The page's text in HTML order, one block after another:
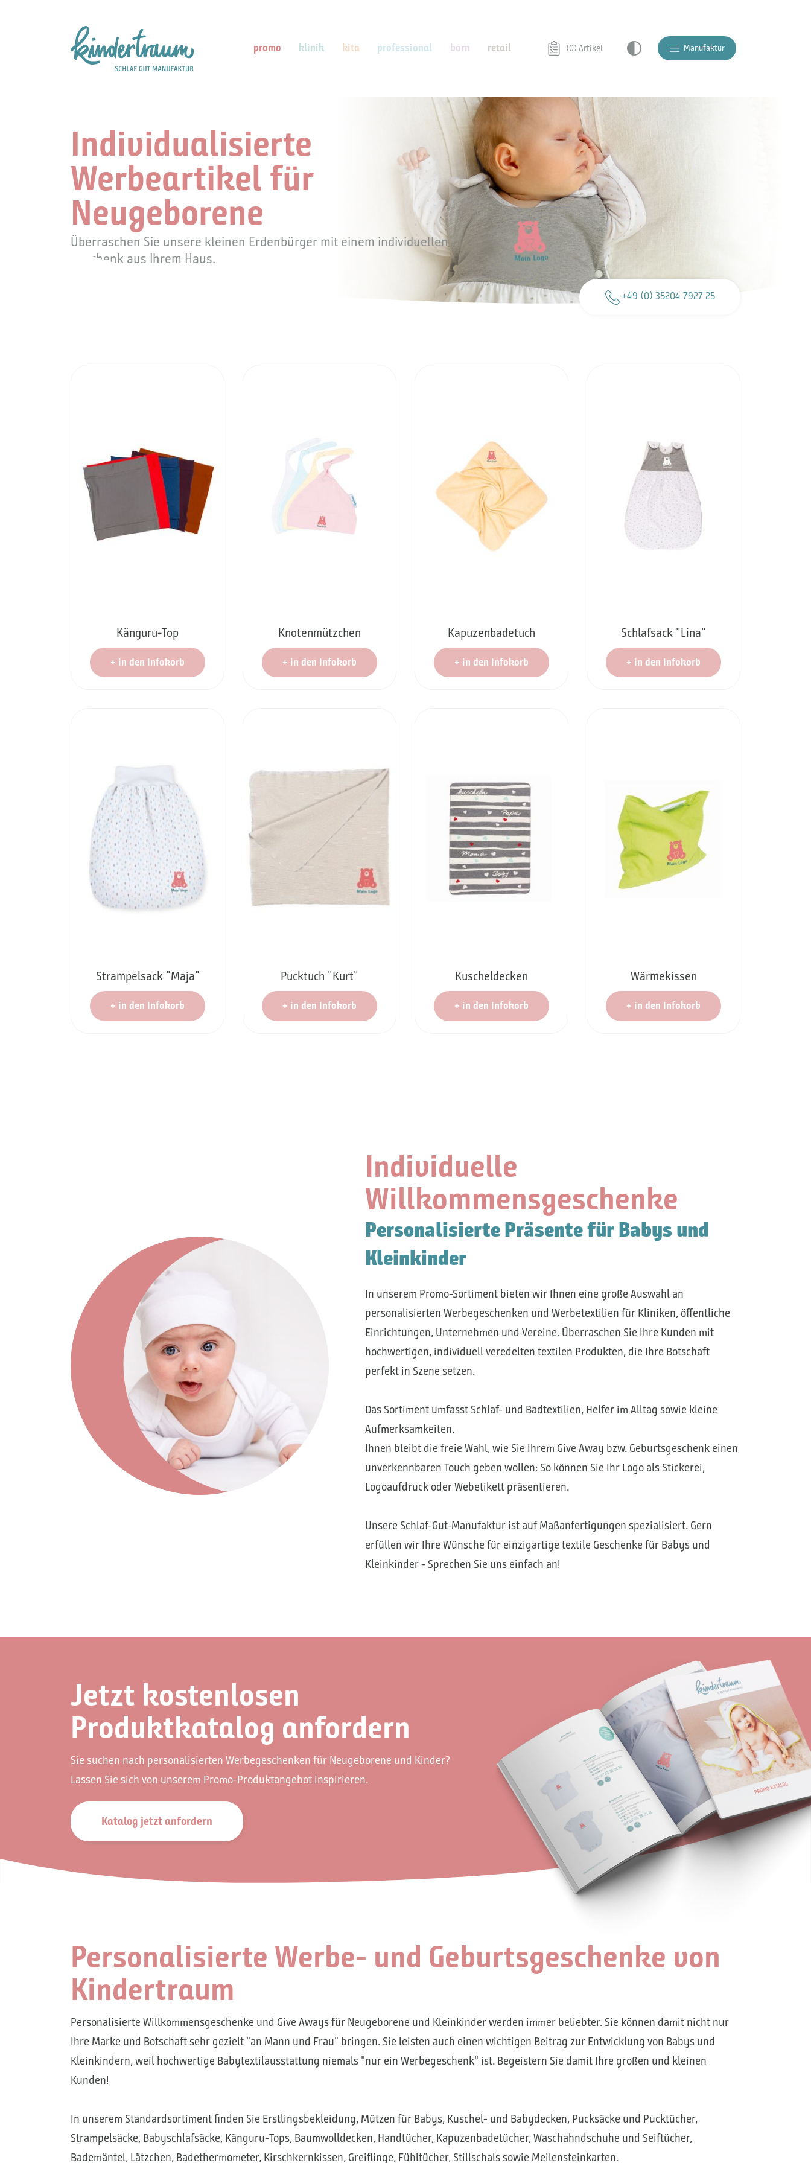
promo klinik kita professional born retail (0) Artikel Manufaktur
Individualisierte
Werbeartikel für
Neugeborene
Überraschen Sie unsere kleinen Erdenbürger mit einem individuellen
Geschenk aus Ihrem Haus.
+49 (0) 35204 7927 25
Känguru-Top
+ in den Infokorb
Knotenmützchen
+ in den Infokorb
Kapuzenbadetuch
+ in den Infokorb
Schlafsack "Lina"
+ in den Infokorb
Strampelsack "Maja"
+ in den Infokorb
Pucktuch "Kurt"
+ in den Infokorb
Kuscheldecken
+ in den Infokorb
Wärmekissen
+ in den Infokorb
Individuelle
Willkommensgeschenke
Personalisierte Präsente für Babys und
Kleinkinder
In unserem Promo-Sortiment bieten wir Ihnen eine große Auswahl an
personalisierten Werbegeschenken und Werbetextilien für Kliniken, öffentliche
Einrichtungen, Unternehmen und Vereine. Überraschen Sie Ihre Kunden mit
hochwertigen, individuell veredelten textilen Produkten, die Ihre Botschaft
perfekt in Szene setzen.
Das Sortiment umfasst Schlaf- und Badtextilien, Helfer im Alltag sowie kleine
Aufmerksamkeiten.
Ihnen bleibt die freie Wahl, wie Sie Ihrem Give Away bzw. Geburtsgeschenk einen
unverkennbaren Touch geben wollen: So können Sie Ihr Logo als Stickerei,
Logoaufdruck oder Webetikett präsentieren.
Unsere Schlaf-Gut-Manufaktur ist auf Maßanfertigungen spezialisiert. Gern
erfüllen wir Ihre Wünsche für einzigartige textile Geschenke für Babys und
Kleinkinder - Sprechen Sie uns einfach an!
Jetzt kostenlosen
Produktkatalog anfordern
Sie suchen nach personalisierten Werbegeschenken für Neugeborene und Kinder?
Lassen Sie sich von unserem Promo-Produktangebot inspirieren.
Katalog jetzt anfordern
Personalisierte Werbe- und Geburtsgeschenke von
Kindertraum
Personalisierte Willkommensgeschenke und Give Aways für Neugeborene und Kleinkinder werden immer beliebter. Sie können damit nicht nur
Ihre Marke und Botschaft sehr gezielt "an Mann und Frau" bringen. Sie leisten auch einen wichtigen Beitrag zur Entwicklung von Babys und
Kleinkindern, weil hochwertige Babytextilausstattung niemals "nur ein Werbegeschenk" ist. Begeistern Sie damit Ihre großen und kleinen
Kunden!
In unserem Standardsortiment finden Sie Erstlingsbekleidung, Mützen für Babys, Kuschel- und Babydecken, Pucksäcke und Pucktücher,
Strampelsäcke, Babyschlafsäcke, Känguru-Tops, Baumwolldecken, Handtücher, Kapuzenbadetücher, Waschahndschuhe und Seiftücher,
Bademäntel, Lätzchen, Badethermometer, Kirschkernkissen, Greiflinge, Fühltücher, Stillschals sowie Meilensteinkarten.